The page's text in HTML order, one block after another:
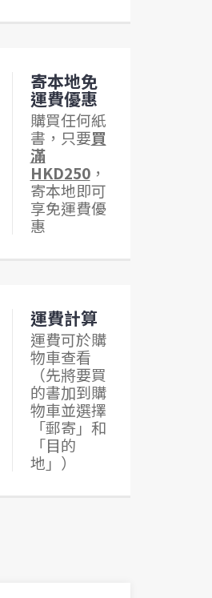
寄本地免
運費優惠
購買任何紙
書，只要買
滿
HKD250，
寄本地即可
享免運費優
惠
運費計算
運費可於購
物車查看
（先將要買
的書加到購
物車並選擇
「郵寄」和
「目的
地」）